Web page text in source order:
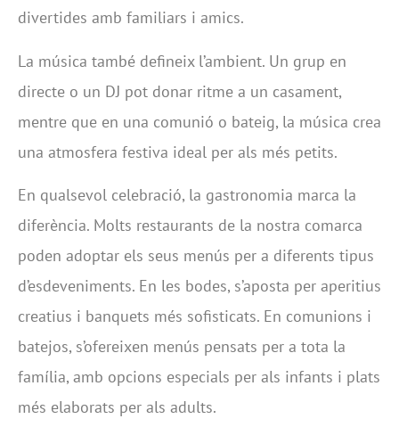
divertides amb familiars i amics.
La música també defineix l’ambient. Un grup en
directe o un DJ pot donar ritme a un casament,
mentre que en una comunió o bateig, la música crea
una atmosfera festiva ideal per als més petits.
En qualsevol celebració, la gastronomia marca la
diferència. Molts restaurants de la nostra comarca
poden adoptar els seus menús per a diferents tipus
d’esdeveniments. En les bodes, s’aposta per aperitius
creatius i banquets més sofisticats. En comunions i
batejos, s’ofereixen menús pensats per a tota la
família, amb opcions especials per als infants i plats
més elaborats per als adults.